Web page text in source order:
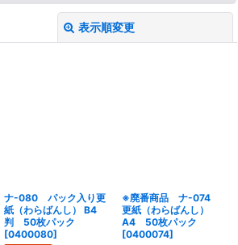
表示順変更
ナ-080 パック入り更
紙（わらばんし） B4
判 50枚パック
[0400080]
※廃番商品 ナ-074
更紙（わらばんし）
A4 50枚パック
[0400074]